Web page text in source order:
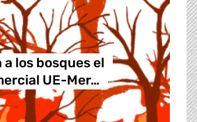
los bosques el
UE-Mer…